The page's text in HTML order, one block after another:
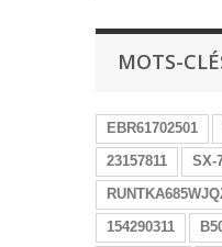
MOTS-
EBR61702501
23157811
SX-
154290311